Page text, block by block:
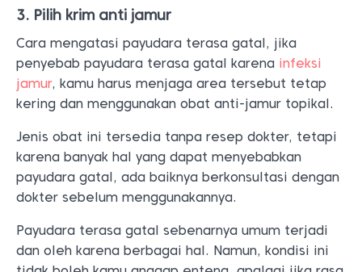
payudara gatal, ada baiknya berkonsultasi dengan
dokter sebelum menggunakannya.
Payudara terasa gatal sebenarnya umum terjadi
dan oleh karena berbagai hal. Namun, kondisi ini
tidak boleh kamu anggap enteng, apalagi jika rasa
gatal yang kamu rasakan sudah mengganggu
aktivitas sehari-hari.
Share artikel ini